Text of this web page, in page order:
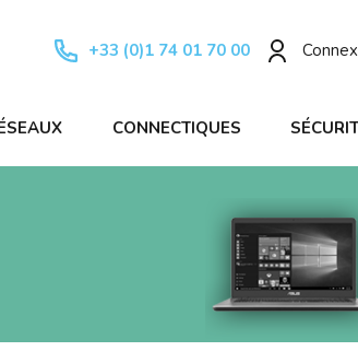
+33 (0)1 74 01 70 00
CONNECTIQUES